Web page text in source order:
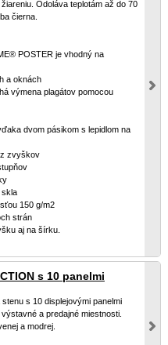
Odoláva teplotám až do 70
čierna.
POSTER je vhodný na
a oknách
výmena plagátov pomocou
dvom pásikom s lepidlom na
zvyškov
skla
150 g/m2
strán
aj na šírku.
s 10 panelmi
s 10 displejovými panelmi
a predajné miestnosti.
a modrej.